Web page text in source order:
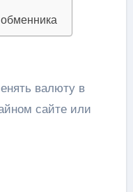
валюту в
сайте или